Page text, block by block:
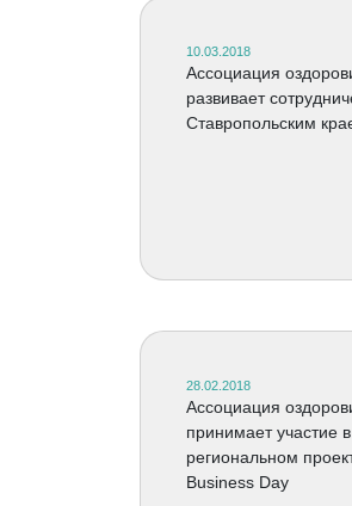
10.03.2018
Ассоциация
развивает
Ставропольским
28.02.2018
Ассоциация
принимает участие
региональном
Business Day